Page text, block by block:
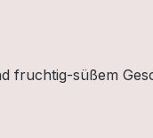
fruchtig-süßem